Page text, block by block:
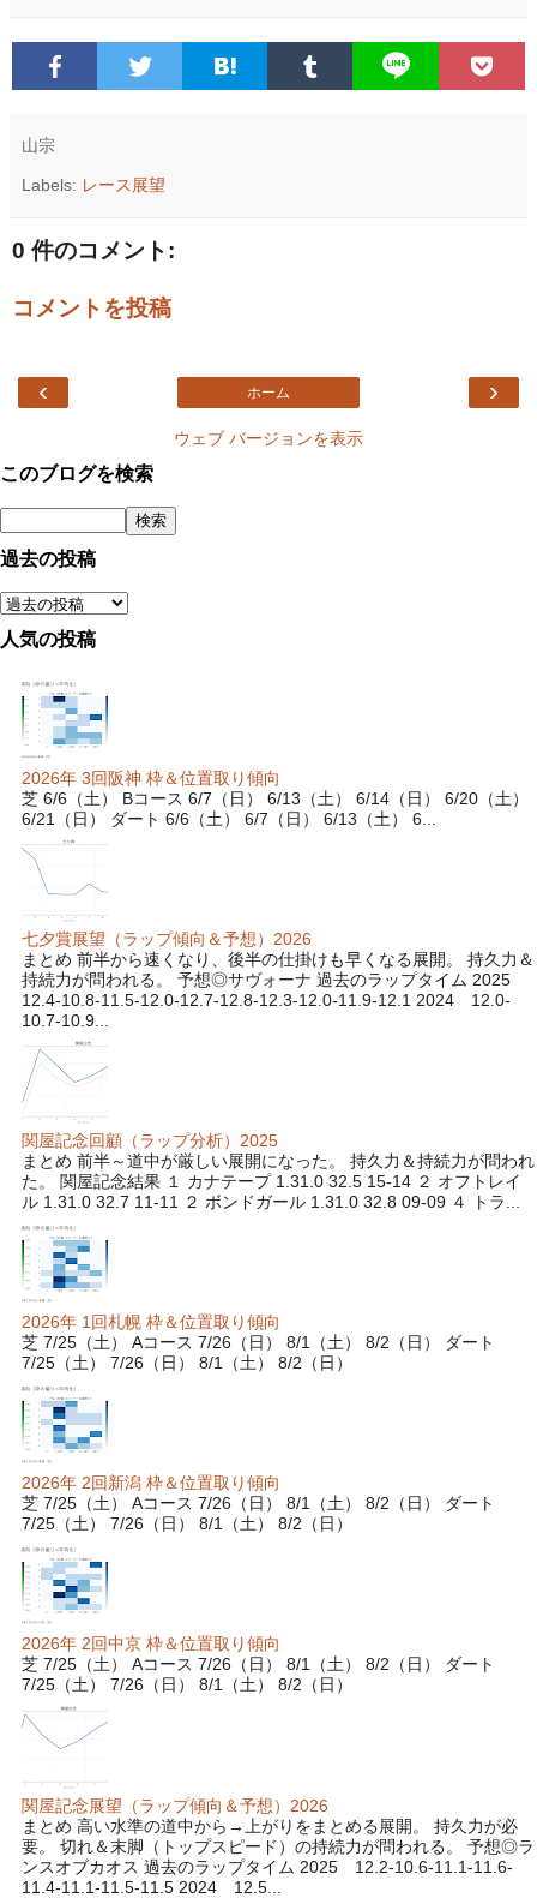
山宗
Labels: レース展望
0 件のコメント:
コメントを投稿
‹ ›
ホーム
ウェブ バージョンを表示
このブログを検索
過去の投稿
人気の投稿
2026年 3回阪神 枠＆位置取り傾向
芝 6/6（土） Bコース 6/7（日） 6/13（土） 6/14（日） 6/20（土）
6/21（日） ダート 6/6（土） 6/7（日） 6/13（土） 6...
七夕賞展望（ラップ傾向＆予想）2026
まとめ 前半から速くなり、後半の仕掛けも早くなる展開。 持久力＆
持続力が問われる。 予想◎サヴォーナ 過去のラップタイム 2025
12.4-10.8-11.5-12.0-12.7-12.8-12.3-12.0-11.9-12.1 2024 12.0-
10.7-10.9...
関屋記念回顧（ラップ分析）2025
まとめ 前半～道中が厳しい展開になった。 持久力＆持続力が問われ
た。 関屋記念結果 １ カナテープ 1.31.0 32.5 15-14 ２ オフトレイ
ル 1.31.0 32.7 11-11 ２ ボンドガール 1.31.0 32.8 09-09 ４ トラ...
2026年 1回札幌 枠＆位置取り傾向
芝 7/25（土） Aコース 7/26（日） 8/1（土） 8/2（日） ダート
7/25（土） 7/26（日） 8/1（土） 8/2（日）
2026年 2回新潟 枠＆位置取り傾向
芝 7/25（土） Aコース 7/26（日） 8/1（土） 8/2（日） ダート
7/25（土） 7/26（日） 8/1（土） 8/2（日）
2026年 2回中京 枠＆位置取り傾向
芝 7/25（土） Aコース 7/26（日） 8/1（土） 8/2（日） ダート
7/25（土） 7/26（日） 8/1（土） 8/2（日）
関屋記念展望（ラップ傾向＆予想）2026
まとめ 高い水準の道中から→上がりをまとめる展開。 持久力が必
要。 切れ＆末脚（トップスピード）の持続力が問われる。 予想◎ラ
ンスオブカオス 過去のラップタイム 2025 12.2-10.6-11.1-11.6-
11.4-11.1-11.5-11.5 2024 12.5...